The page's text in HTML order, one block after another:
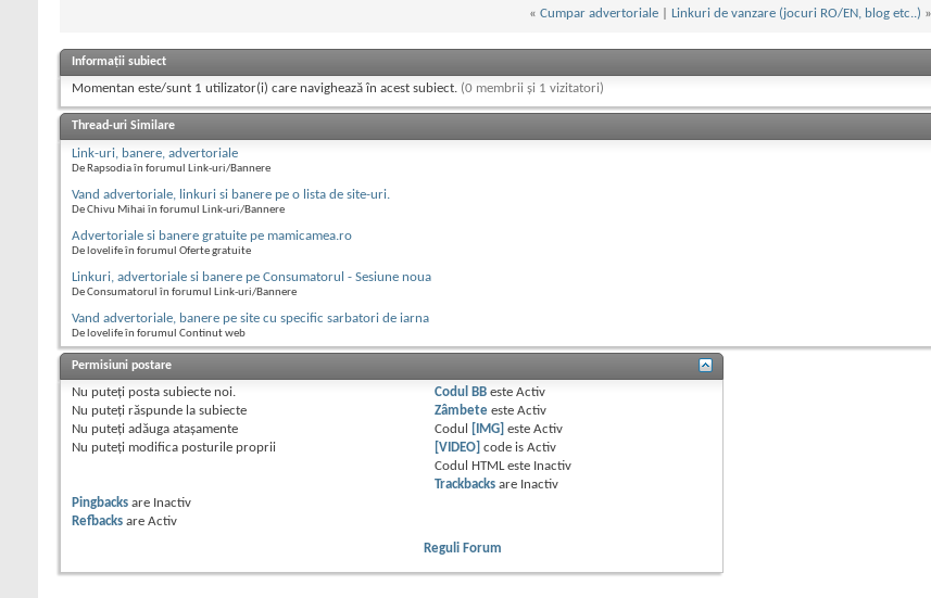
« Cumpar advertoriale| Linkuri de vanzare (jocuri RO/EN, blog etc..) »
Informații subiect
Momentan este/sunt 1 utilizator(i) care navighează în acest subiect. (0 membrii și 1 vizitatori)
Thread-uri Similare
Link-uri, banere, advertoriale
De Rapsodia în forumul Link-uri/Bannere
Vand advertoriale, linkuri si banere pe o lista de site-uri.
De Chivu Mihai în forumul Link-uri/Bannere
Advertoriale si banere gratuite pe mamicamea.ro
De lovelife în forumul Oferte gratuite
Linkuri, advertoriale si banere pe Consumatorul - Sesiune noua
De Consumatorul în forumul Link-uri/Bannere
Vand advertoriale, banere pe site cu specific sarbatori de iarna
De lovelife în forumul Continut web
Permisiuni postare
Nu puteţi posta subiecte noi.
Nu puteţi răspunde la subiecte
Nu puteţi adăuga ataşamente
Nu puteţi modifica posturile proprii
Codul BB esteActiv
Zâmbete esteActiv
Codul
[IMG] esteActiv
[VIDEO] code isActiv
Codul HTML este Inactiv
Trackbacks are Inactiv
Pingbacks are Inactiv
Refbacks are Activ
Reguli Forum